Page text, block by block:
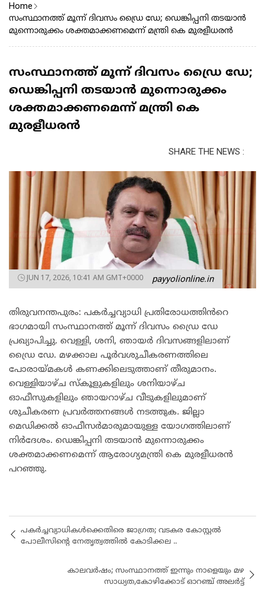
Home
സംസ്ഥാനത്ത് മൂന്ന് ദിവസം ഡ്രൈ ഡേ; ഡെങ്കിപ്പനി തടയാൻ
മുന്നൊരുക്കം ശക്തമാക്കണമെന്ന് മന്ത്രി കെ മുരളീധരൻ
സംസ്ഥാനത്ത് മൂന്ന് ദിവസം ഡ്രൈ ഡേ;
ഡെങ്കിപ്പനി തടയാൻ മുന്നൊരുക്കം
ശക്തമാക്കണമെന്ന് മന്ത്രി കെ
മുരളീധരൻ
SHARE THE NEWS :
JUN 17, 2026, 10:41 AM GMT+0000 payyolionline.in
തിരുവനന്തപുരം: പകർച്ചവ്യാധി പ്രതിരോധത്തിൻറെ
ഭാഗമായി സംസ്ഥാനത്ത് മൂന്ന് ദിവസം ഡ്രൈ ഡേ
പ്രഖ്യാപിച്ചു. വെള്ളി, ശനി, ഞായർ ദിവസങ്ങളിലാണ്
ഡ്രൈ ഡേ. മഴക്കാല പൂർവശുചീകരണത്തിലെ
പോരായ്മകൾ കണക്കിലെടുത്താണ് തീരുമാനം.
വെള്ളിയാഴ്ച സ്കൂളുകളിലും ശനിയാഴ്ച
ഓഫീസുകളിലും ഞായറാഴ്ച വീടുകളിലുമാണ്
ശുചീകരണ പ്രവർത്തനങ്ങൾ നടത്തുക. ജില്ലാ
മെഡിക്കൽ ഓഫീസർമാരുമായുള്ള യോഗത്തിലാണ്
നിർദേശം. ഡെങ്കിപ്പനി തടയാൻ മുന്നൊരുക്കം
ശക്തമാക്കണമെന്ന് ആരോഗ്യമന്ത്രി കെ മുരളീധരൻ
പറഞ്ഞു.
പകർച്ചവ്യാധികൾക്കെതിരെ ജാഗ്രത; വടകര കോസ്റ്റൽ
പോലീസിന്റെ നേതൃത്വത്തിൽ കോടിക്കല ..
കാലവർഷം; സംസ്ഥാനത്ത് ഇന്നും നാളെയും മഴ
സാധ്യത,കോഴിക്കോട് ഓറഞ്ച് അലർട്ട്